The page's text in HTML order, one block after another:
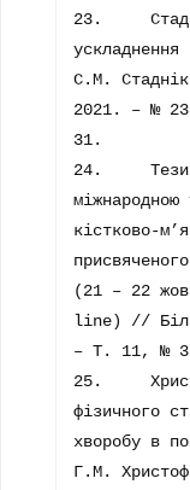
23.	Стаднік С.М. Неврологічні
С.М.
2021. – №
31.
24.	Тези IV Наукового симпозіуму з
міжнародною
кістково-
(21 – 22
line) //
– Т. 11, №
25.	Христофорова Г.М. Оцінка
фізичного
хворобу в
Г.М.